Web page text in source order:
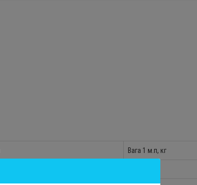
Вага 1 м.п, кг